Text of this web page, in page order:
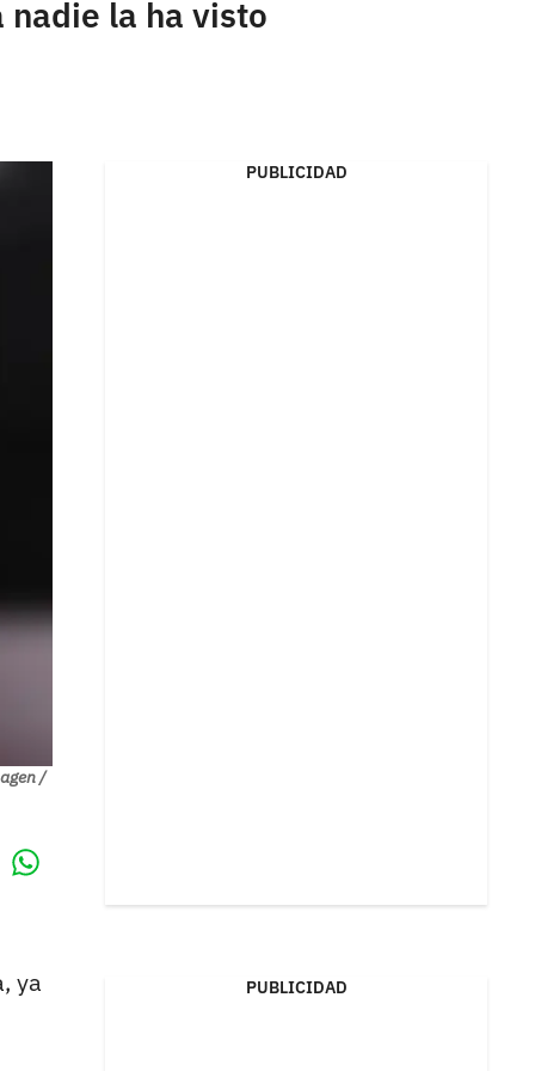
nadie la ha visto
/
ya
PUBLICIDAD
PUBLICIDAD